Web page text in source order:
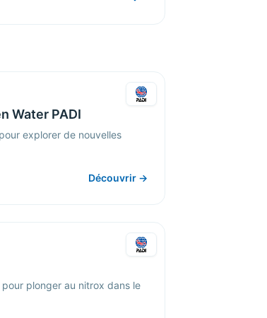
Water PADI
explorer de nouvelles
Découvrir →
plonger au nitrox dans le